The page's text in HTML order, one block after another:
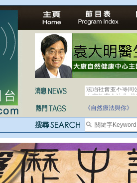
法治社會並不等同
自家教育合法化-
《自然療法與你》